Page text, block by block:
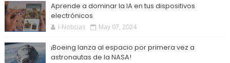
Aprende a dominar la IA en tus dispositivos
electrónicos
I-Noticias May 07, 2024
¡Boeing lanza al espacio por primera vez a
astronautas de la NASA!